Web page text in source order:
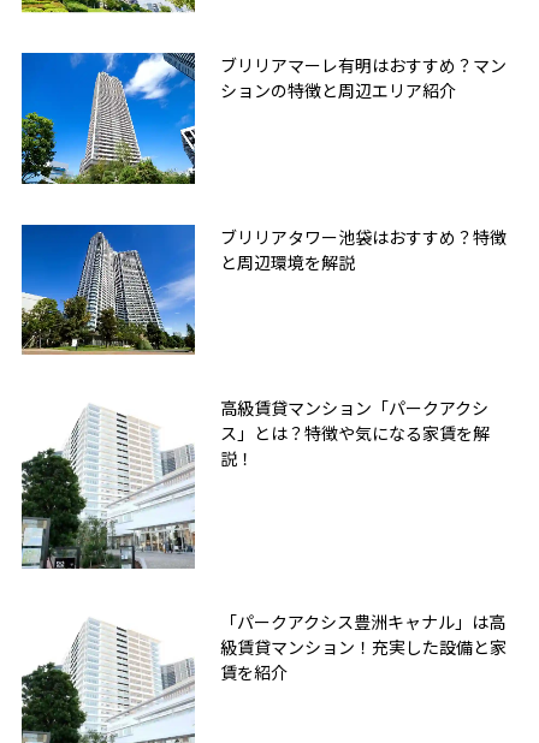
ブリリアマーレ有明はおすすめ？マン
ションの特徴と周辺エリア紹介
ブリリアタワー池袋はおすすめ？特徴
と周辺環境を解説
高級賃貸マンション「パークアクシ
ス」とは？特徴や気になる家賃を解
説！
「パークアクシス豊洲キャナル」は高
級賃貸マンション！充実した設備と家
賃を紹介